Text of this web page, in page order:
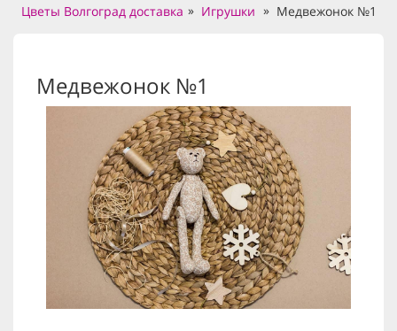
Цветы Волгоград доставка Игрушки Медвежонок №1
Медвежонок №1